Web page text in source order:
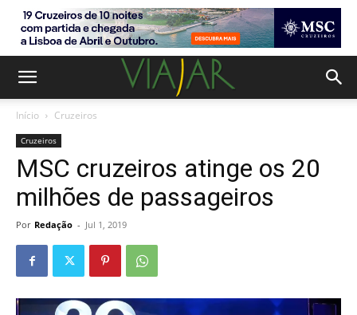
Início Cruzeiros
Cruzeiros
MSC cruzeiros atinge os 20
milhões de passageiros
Por Redação - Jul 1, 2019